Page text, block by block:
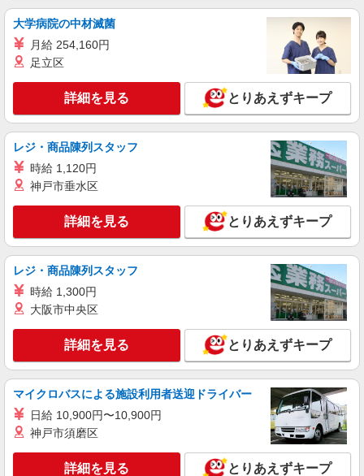
大学病院の中材滅菌
月給 254,160円
足立区
詳細を見る とりあえずキープ
レジ・商品陳列スタッフ
時給 1,120円
神戸市垂水区
詳細を見る とりあえずキープ
レジ・商品陳列スタッフ
時給 1,300円
大阪市中央区
詳細を見る とりあえずキープ
マイクロバスによる施設利用者送迎ドライバー
日給 10,900円〜10,900円
神戸市須磨区
詳細を見る とりあえずキープ